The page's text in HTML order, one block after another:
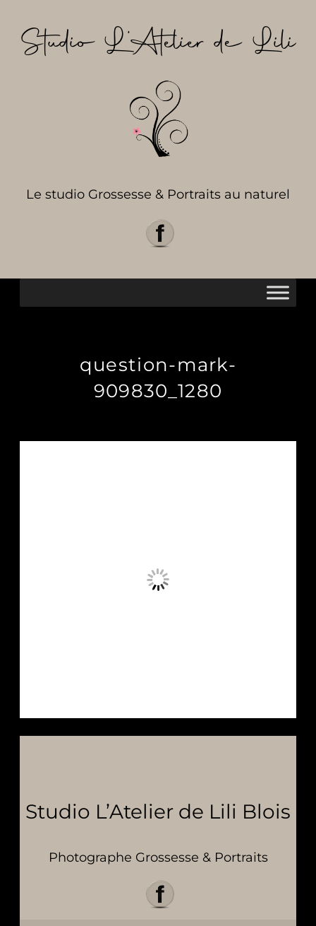
contenu
Studio L’Atelier de Lili
Le studio Grossesse & Portraits au naturel
question-mark-
909830_1280
Studio L’Atelier de Lili Blois
Photographe Grossesse & Portraits